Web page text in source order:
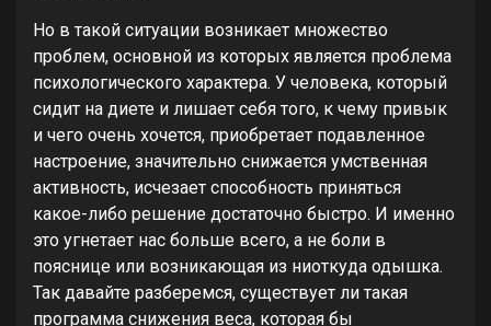
Но в такой ситуации возникает множество
проблем, основной из которых является проблема
психологического характера. У человека, который
сидит на диете и лишает себя того, к чему привык
и чего очень хочется, приобретает подавленное
настроение, значительно снижается умственная
активность, исчезает способность приняться
какое-либо решение достаточно быстро. И именно
это угнетает нас больше всего, а не боли в
пояснице или возникающая из ниоткуда одышка.
Так давайте разберемся, существует ли такая
программа снижения веса, которая бы